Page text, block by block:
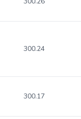
300.24
300.17